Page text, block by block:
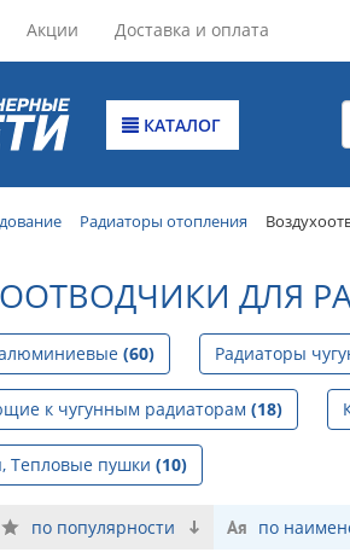
Акции Доставка и оплата
КАТАЛОГ
Радиаторы отопления
ДЛЯ
(60) Радиаторы
к чугунным радиаторам (18)
Тепловые пушки (10)
по популярности по